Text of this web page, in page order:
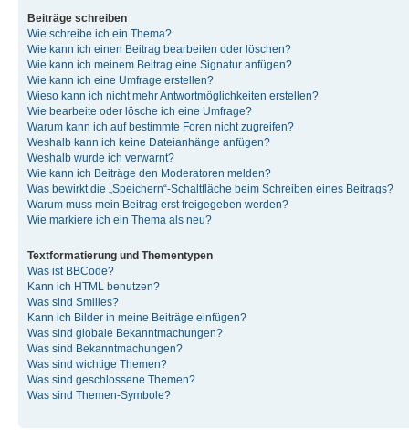
Beiträge schreiben
Wie schreibe ich ein Thema?
Wie kann ich einen Beitrag bearbeiten oder löschen?
Wie kann ich meinem Beitrag eine Signatur anfügen?
Wie kann ich eine Umfrage erstellen?
Wieso kann ich nicht mehr Antwortmöglichkeiten erstellen?
Wie bearbeite oder lösche ich eine Umfrage?
Warum kann ich auf bestimmte Foren nicht zugreifen?
Weshalb kann ich keine Dateianhänge anfügen?
Weshalb wurde ich verwarnt?
Wie kann ich Beiträge den Moderatoren melden?
Was bewirkt die „Speichern“-Schaltfläche beim Schreiben eines Beitrags?
Warum muss mein Beitrag erst freigegeben werden?
Wie markiere ich ein Thema als neu?
Textformatierung und Thementypen
Was ist BBCode?
Kann ich HTML benutzen?
Was sind Smilies?
Kann ich Bilder in meine Beiträge einfügen?
Was sind globale Bekanntmachungen?
Was sind Bekanntmachungen?
Was sind wichtige Themen?
Was sind geschlossene Themen?
Was sind Themen-Symbole?